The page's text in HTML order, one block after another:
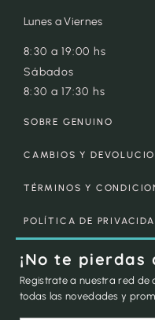
Lunes a Viernes
8:30 a 19:00 hs
Sábados
8:30 a 17:30 hs
SOBRE GENUINO
CAMBIOS Y
TÉRMINOS Y
POLÍTICA DE
¡No te pierdas
Registrate a nuestra red de
todas las novedades y